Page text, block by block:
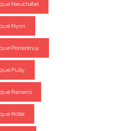
Neuchâtel
Nyon
Porrentruy
Pully
Renens
Rolle